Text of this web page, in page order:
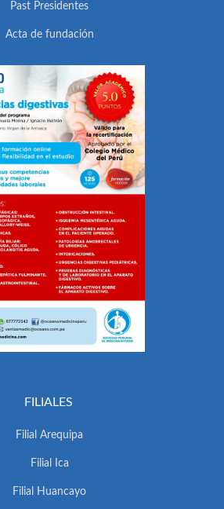
Past Presidentes
Acta de fundación
FILIALES
Filial Arequipa
Filial Ica
Filial Huancayo